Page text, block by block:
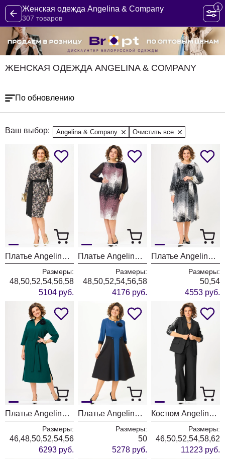
Женская одежда Angelina & Company
307 товаров
1
ЖЕНСКАЯ ОДЕЖДА ANGELINA & COMPANY
По обновлению
Ваш выбор: Angelina & Company Очистить все
Платье Angelina & Company 1309
Размеры:
48,50,52,54,56,58
5104 руб.
Платье Angelina & Company 1308
Размеры:
48,50,52,54,56,58
4176 руб.
Платье Angelina & Company 1307
Размеры:
50,54
4553 руб.
Платье Angelina & Company 1306
Размеры:
46,48,50,52,54,56
6293 руб.
Платье Angelina & Company 1304
Размеры:
50
5278 руб.
Костюм Angelina & Company 1300
Размеры:
46,50,52,54,58,62
11223 руб.